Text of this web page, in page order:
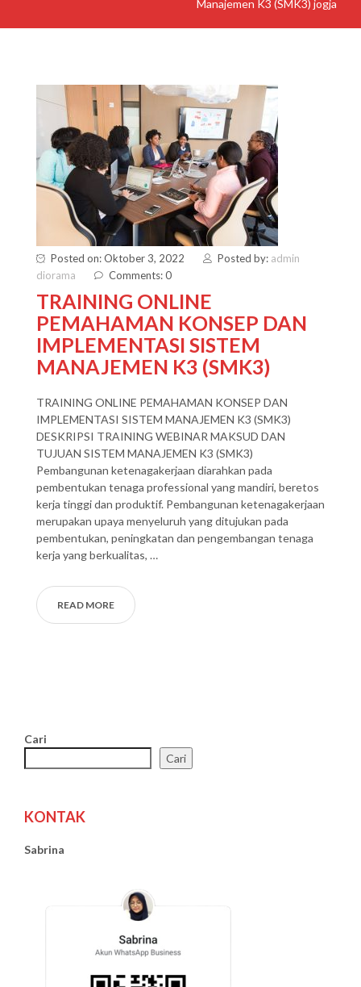
Manajemen K3 (SMK3) jogja
Posted on: Oktober 3, 2022 Posted by: admin
diorama
Comments: 0
TRAINING ONLINE
PEMAHAMAN KONSEP DAN
IMPLEMENTASI SISTEM
MANAJEMEN K3 (SMK3)
TRAINING ONLINE PEMAHAMAN KONSEP DAN
IMPLEMENTASI SISTEM MANAJEMEN K3 (SMK3)
DESKRIPSI TRAINING WEBINAR MAKSUD DAN
TUJUAN SISTEM MANAJEMEN K3 (SMK3)
Pembangunan ketenagakerjaan diarahkan pada
pembentukan tenaga professional yang mandiri, beretos
kerja tinggi dan produktif. Pembangunan ketenagakerjaan
merupakan upaya menyeluruh yang ditujukan pada
pembentukan, peningkatan dan pengembangan tenaga
kerja yang berkualitas, …
READ MORE
Cari
Cari
KONTAK
Sabrina